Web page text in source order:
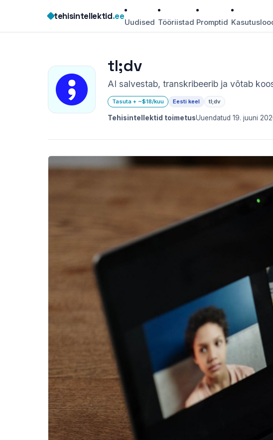
content
tehisintellektid.ee
Uudised Tööriistad Promptid
tl;dv
AI salvestab, transkribeerib ja võtab
Tasuta + ~$18/kuu Eesti keel tl;dv
Tehisintellektid toimetusUuendatud 19. juuni